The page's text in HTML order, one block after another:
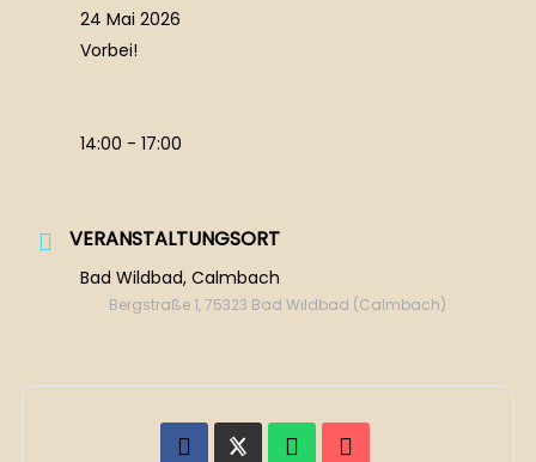
24 Mai 2026
Vorbei!
14:00 - 17:00
VERANSTALTUNGSORT
Bad Wildbad, Calmbach
Bergstraße 1, 75323 Bad Wildbad (Calmbach)